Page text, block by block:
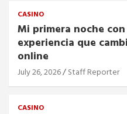
CASINO
Mi primera noche
experiencia que
online
July 26, 2026 Staff Reporter
CASINO